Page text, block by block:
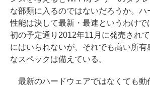
な部類に入るのではないだろうか。ハ
性能は決して最新・最速というわけで
初の予定通り2012年11月に発売され
にはいられないが、それでも高い所有
なスペックは備えている。
最新のハードウェアではなくても動